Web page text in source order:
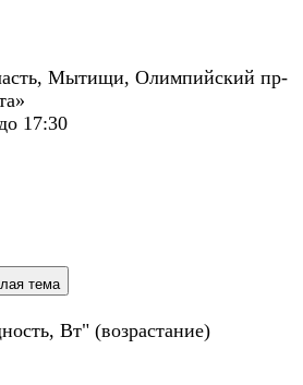
Мытищи, Олимпийский пр-
17:30
тема
Вт" (возрастание)